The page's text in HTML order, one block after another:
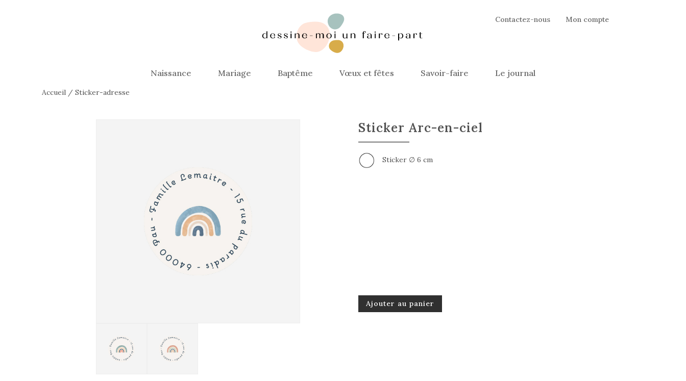
Contactez-nous Mon compte
Naissance Mariage Baptême Vœux et fêtes Savoir-faire Le journal
Accueil / Sticker-adresse
Sticker Arc-en-ciel
Sticker ∅ 6 cm
Ajouter au panier